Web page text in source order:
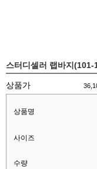
스터디셀러 랩바지
상품가
상품명
사이즈
수량